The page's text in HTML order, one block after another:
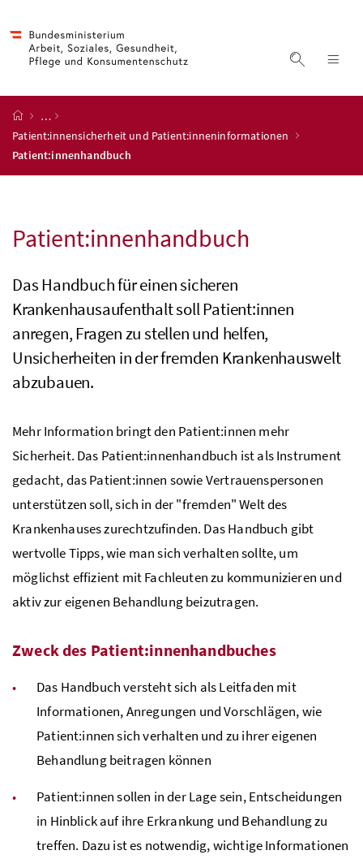
Suche
Startseite
…
Patient:innensicherheit und Patient:inneninformationen
Patient:innenhandbuch
Patient:innenhandbuch
Das Handbuch für einen sicheren
Krankenhausaufenthalt soll Patient:innen
anregen, Fragen zu stellen und helfen,
Unsicherheiten in der fremden Krankenhauswelt
abzubauen.
Mehr Information bringt den Patient:innen mehr
Sicherheit. Das Patient:innenhandbuch ist als Instrument
gedacht, das Patient:innen sowie Vertrauenspersonen
unterstützen soll, sich in der "fremden" Welt des
Krankenhauses zurechtzufinden. Das Handbuch gibt
wertvolle Tipps, wie man sich verhalten sollte, um
möglichst effizient mit Fachleuten zu kommunizieren und
aktiv zur eigenen Behandlung beizutragen.
Zweck des Patient:innenhandbuches
Das Handbuch versteht sich als Leitfaden mit
Informationen, Anregungen und Vorschlägen, wie
Patient:innen sich verhalten und zu ihrer eigenen
Behandlung beitragen können
Patient:innen sollen in der Lage sein, Entscheidungen
in Hinblick auf ihre Erkrankung und Behandlung zu
treffen. Dazu ist es notwendig, wichtige Informationen